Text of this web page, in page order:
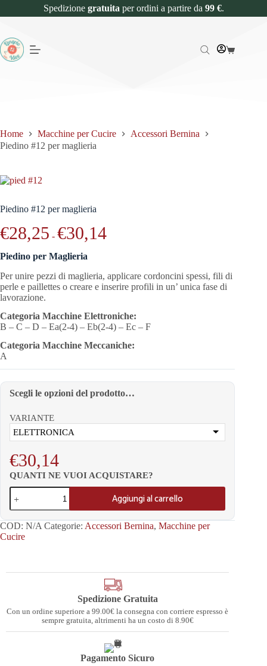
Spedizione gratuita per ordini a partire da 99 €.
Home Macchine per Cucire
Accessori Bernina
Piedino #12 per maglieria
Piedino #12 per maglieria
€28,25 - €30,14
Piedino per Maglieria
Per unire pezzi di maglieria, applicare cordoncini spessi, fili di
perle e paillettes o creare e inserire profili in un’ unica fase di
lavorazione.
Categoria Macchine Elettroniche:
B – C – D – Ea(2-4) – Eb(2-4) – Ec – F
Categoria Macchine Meccaniche:
A
Scegli le opzioni del prodotto…
VARIANTE
ELETTRONICA
€30,14
QUANTI NE VUOI ACQUISTARE?
Aggiungi al carrello
COD: N/A Categorie: Accessori Bernina, Macchine per
Cucire
Spedizione Gratuita
Con un ordine superiore a 99.00€ la consegna con corriere espresso è
sempre gratuita, altrimenti ha un costo di 8.90€
Pagamento Sicuro